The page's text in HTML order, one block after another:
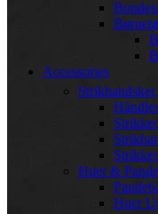
Accessories
Huer &
Huer